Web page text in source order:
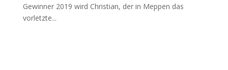
Gewinner 2019 wird Christian, der in Meppen das
vorletzte...